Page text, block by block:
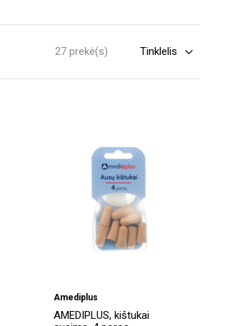
27 prekė(s)
Amediplus
AMEDIPLUS, kištukai